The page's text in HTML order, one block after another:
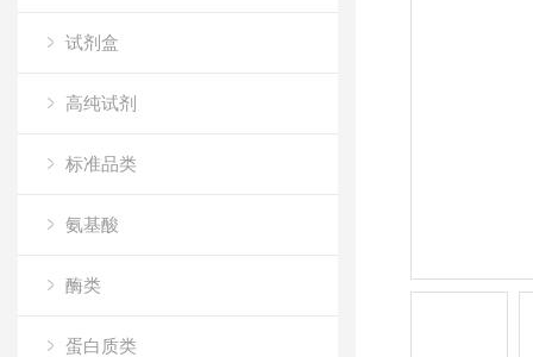
试剂盒
高纯试剂
标准品类
氨基酸
酶类
蛋白质类